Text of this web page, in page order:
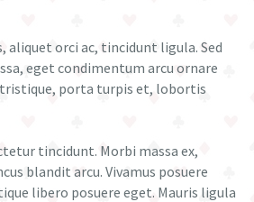
aliquet orci ac, tincidunt ligula. Sed
eget condimentum arcu ornare
tristique, porta turpis et, lobortis
tincidunt. Morbi massa ex,
blandit arcu. Vivamus posuere
libero posuere eget. Mauris ligula